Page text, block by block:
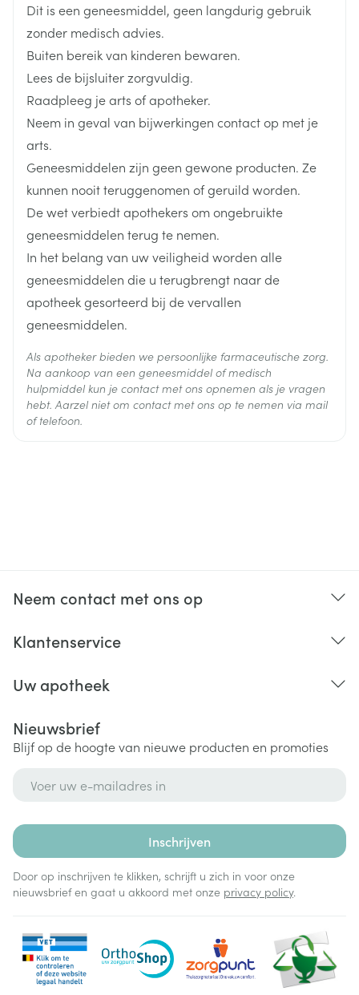
Breedte 63 mm
Lengte
Diepte 55 mm
Ingrediënten
rosuvastatine calcium
Behoud Kamertemperatuur (15°C - 25°C)
Dit is een geneesmiddel, geen langdurig gebruik
zonder medisch advies.
Buiten bereik van kinderen bewaren.
Lees de bijsluiter zorgvuldig.
Raadpleeg je arts of apotheker.
Neem in geval van bijwerkingen contact op met je
arts.
Geneesmiddelen zijn geen gewone producten. Ze
kunnen nooit teruggenomen of geruild worden.
De wet verbiedt apothekers om ongebruikte
geneesmiddelen terug te nemen.
In het belang van uw veiligheid worden alle
geneesmiddelen die u terugbrengt naar de
apotheek gesorteerd bij de vervallen
geneesmiddelen.
Als apotheker bieden we persoonlijke farmaceutische zorg.
Na aankoop van een geneesmiddel of medisch
hulpmiddel kun je contact met ons opnemen als je vragen
hebt. Aarzel niet om contact met ons op te nemen via mail
of telefoon.
Neem contact met ons op
Klantenservice
Uw apotheek
Nieuwsbrief
Blijf op de hoogte van nieuwe producten en promoties
Inschrijven
Door op inschrijven te klikken, schrijft u zich in voor onze
nieuwsbrief en gaat u akkoord met onze privacy policy.